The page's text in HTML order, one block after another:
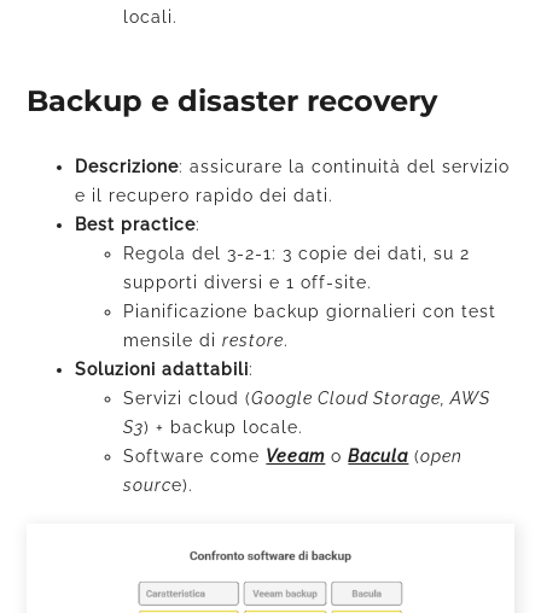
locali.
Backup e disaster recovery
Descrizione: assicurare la continuità del servizio
e il recupero rapido dei dati.
Best practice:
Regola del 3-2-1: 3 copie dei dati, su 2
supporti diversi e 1 off-site.
Pianificazione backup giornalieri con test
mensile direstore.
Soluzioni adattabili:
Servizi cloud (Google Cloud Storage, AWS
S3) + backup locale.
Software come Veeam oBacula (open
source).